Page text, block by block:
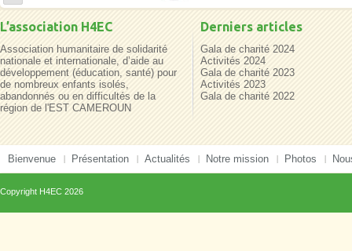
L’association H4EC
Association humanitaire de solidarité
nationale et internationale, d’aide au
développement (éducation, santé) pour
de nombreux enfants isolés,
abandonnés ou en difficultés de la
région de l'EST CAMEROUN
Derniers articles
Gala de charité 2024
Activités 2024
Gala de charité 2023
Activités 2023
Gala de charité 2022
Bienvenue Présentation Actualités Notre mission Photos
Copyright H4EC 2026